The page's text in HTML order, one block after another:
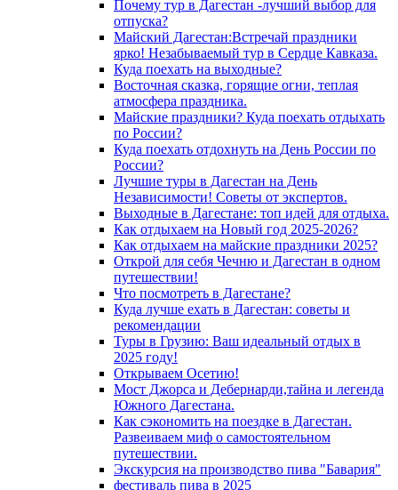
Почему тур в Дагестан -лучший выбор для
отпуска?
Майский Дагестан:Встречай праздники
ярко! Незабываемый тур в Сердце Кавказа.
Куда поехать на выходные?
Восточная сказка, горящие огни, теплая
атмосфера праздника.
Майские праздники? Куда поехать отдыхать
по России?
Куда поехать отдохнуть на День России по
России?
Лучшие туры в Дагестан на День
Независимости! Советы от экспертов.
Выходные в Дагестане: топ идей для отдыха.
Как отдыхаем на Новый год 2025-2026?
Как отдыхаем на майские праздники 2025?
Открой для себя Чечню и Дагестан в одном
путешествии!
Что посмотреть в Дагестане?
Куда лучше ехать в Дагестан: советы и
рекомендации
Туры в Грузию: Ваш идеальный отдых в
2025 году!
Открываем Осетию!
Мост Джорса и Дебернарди,тайна и легенда
Южного Дагестана.
Как сэкономить на поездке в Дагестан.
Развеиваем миф о самостоятельном
путешествии.
Экскурсия на производство пива "Бавария"
фестиваль пива в 2025